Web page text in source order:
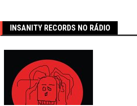
INSANITY RECORDS NO RÁDIO